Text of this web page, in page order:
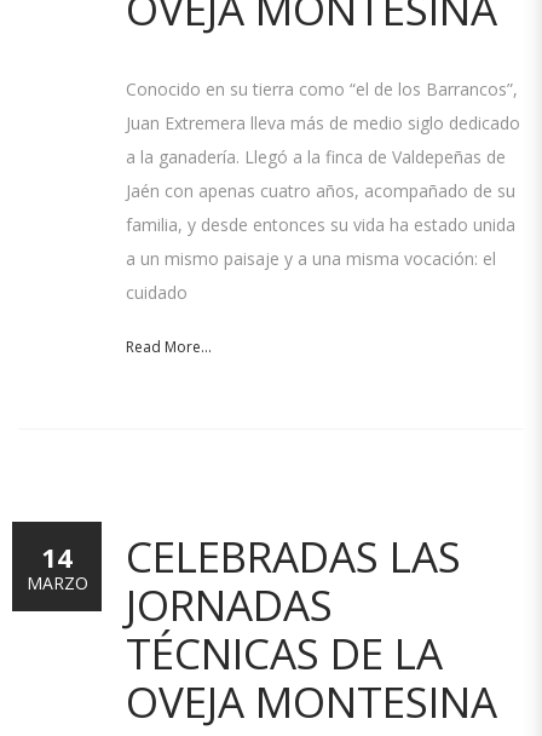
Conocido en su tierra como “el de los Barrancos”,
Juan Extremera lleva más de medio siglo dedicado
a la ganadería. Llegó a la finca de Valdepeñas de
Jaén con apenas cuatro años, acompañado de su
familia, y desde entonces su vida ha estado unida
a un mismo paisaje y a una misma vocación: el
cuidado
Read More...
CELEBRADAS LAS
JORNADAS
TÉCNICAS DE LA
OVEJA MONTESINA
14
MARZO